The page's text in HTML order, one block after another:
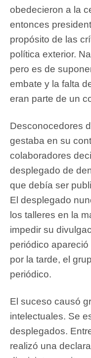
obedecieron a la
entonces
propósito de las
política exterior.
pero es de
embate y la falta
eran parte de un
Desconocedores
gestaba en su
colaboradores
desplegado de
que debía ser
El desplegado
los talleres en la
impedir su
periódico
por la tarde, el
periódico.
El suceso causó
intelectuales. Se
desplegados.
realizó una